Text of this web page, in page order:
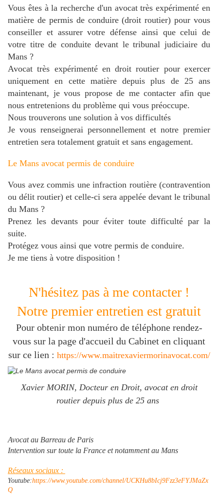
Vous êtes à la recherche d'un avocat très expérimenté en
matière de permis de conduire (droit routier) pour vous
conseiller et assurer votre défense ainsi que celui de
votre titre de conduite devant le tribunal judiciaire du
Mans ?
Avocat très expérimenté en droit routier pour exercer
uniquement en cette matière depuis plus de 25 ans
maintenant, je vous propose de me contacter afin que
nous entretenions du problème qui vous préoccupe.
Nous trouverons une solution à vos difficultés
Je vous renseignerai personnellement et notre premier
entretien sera totalement gratuit et sans engagement.
Le Mans avocat permis de conduire
Vous avez commis une infraction routière (contravention
ou délit routier) et celle-ci sera appelée devant le tribunal
du Mans ?
Prenez les devants pour éviter toute difficulté par la
suite.
Protégez vous ainsi que votre permis de conduire.
Je me tiens à votre disposition !
N'hésitez pas à me contacter !
Notre premier entretien est gratuit
Pour obtenir mon numéro de téléphone rendez-
vous sur la page d'accueil du Cabinet en cliquant
sur ce lien : https://www.maitrexaviermorinavocat.com/
Xavier MORIN, Docteur en Droit, avocat en droit
routier depuis plus de 25 ans
Avocat au Barreau de Paris
Intervention sur toute la France et notamment au Mans
Réseaux sociaux :
Youtube:https://www.youtube.com/channel/UCKHu8bIcj9Fzz3eFYJMaZx
Q